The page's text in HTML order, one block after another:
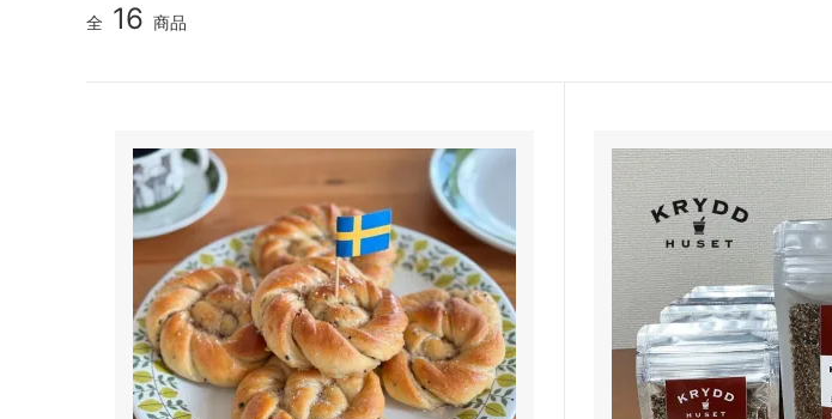
全 16 商品